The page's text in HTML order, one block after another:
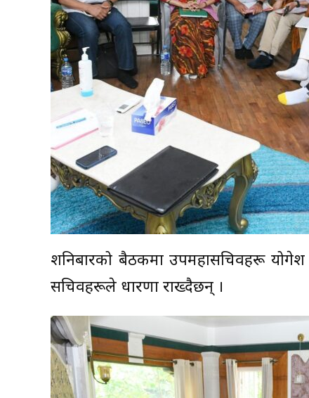
शनिबारको बैठकमा उपमहासचिवहरू योगेश
सचिवहरूले धारणा राख्दैछन् ।